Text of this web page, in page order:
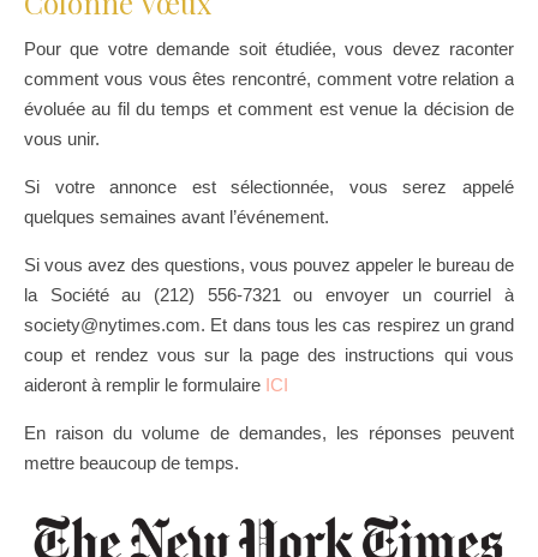
Pour que votre demande soit étudiée, vous devez raconter
comment vous vous êtes rencontré, comment votre relation a
évoluée au fil du temps et comment est venue la décision de
vous unir.
Si votre annonce est sélectionnée, vous serez appelé
quelques semaines avant l’événement.
Si vous avez des questions, vous pouvez appeler le bureau de
la Société au (212) 556-7321 ou envoyer un courriel à
society@nytimes.com. Et dans tous les cas respirez un grand
coup et rendez vous sur la page des instructions qui vous
aideront à remplir le formulaire ICI
En raison du volume de demandes, les réponses peuvent
mettre beaucoup de temps.